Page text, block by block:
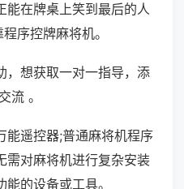
能在牌桌上笑到最后的人
序控牌麻将机。
，想获取一对一指导，添
流 。
能遥控器;普通麻将机程序
需对麻将机进行复杂安装
的设备或工具。